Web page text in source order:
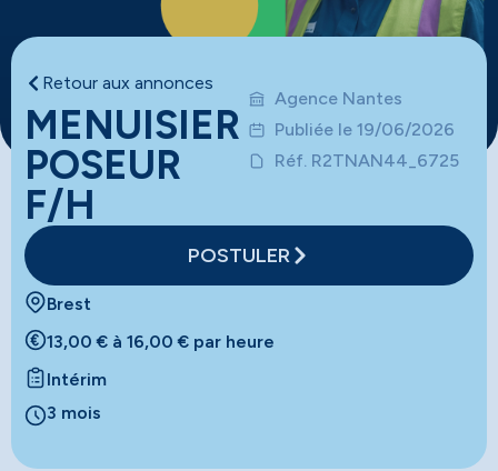
Retour aux annonces
MENUISIER
POSEUR
F/H
Agence Nantes
Publiée le 19/06/2026
Réf. R2TNAN44_6725
POSTULER
Brest
13,00 € à 16,00 € par heure
Intérim
3 mois